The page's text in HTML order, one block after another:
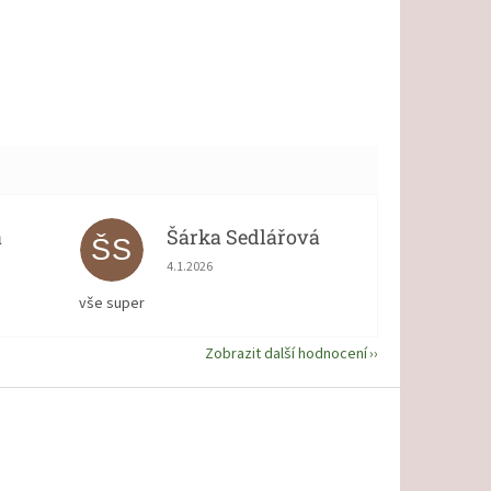
5 z 5 hvězdiček.ŠS Šárka Sedlářová
Hodnocení obchodu je 5 z 5 hvězdiček.
4.1.2026
vše super
Zobrazit další hodnocení